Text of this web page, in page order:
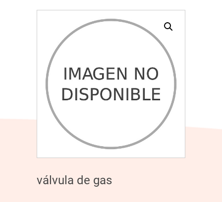
válvula de gas